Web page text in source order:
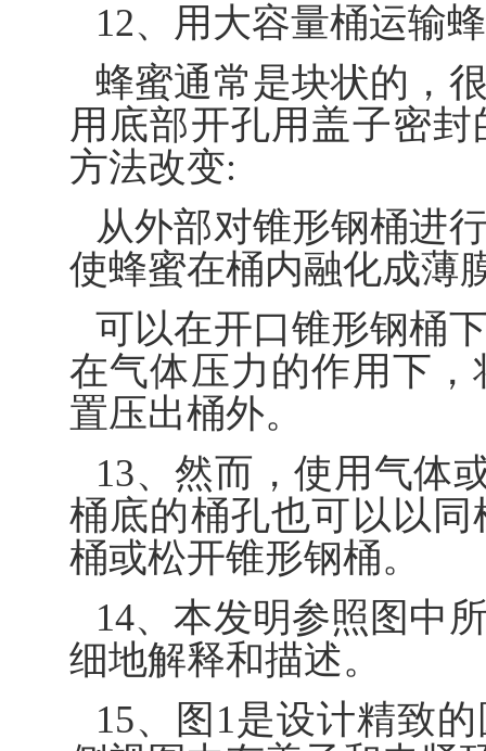
12、用大容量桶运输
蜂蜜通常是块状的，
用底部开孔用盖子密
方法改变:
从外部对锥形钢桶进
使蜂蜜在桶内融化成薄
可以在开口锥形钢桶
在气体压力的作用下
置压出桶外。
13、然而，使用气体
桶底的桶孔也可以以
桶或松开锥形钢桶。
14、本发明参照图中
细地解释和描述。
15、图1是设计精致